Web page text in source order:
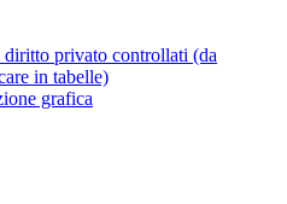
privato controllati (da
in tabelle)
grafica